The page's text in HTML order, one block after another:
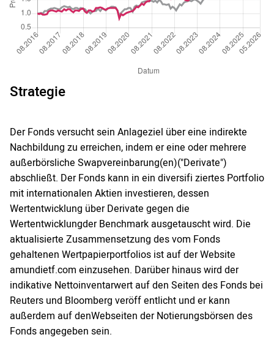
Strategie
Der Fonds versucht sein Anlageziel über eine indirekte
Nachbildung zu erreichen, indem er eine oder mehrere
außerbörsliche Swapvereinbarung(en)("Derivate")
abschließt. Der Fonds kann in ein diversifi ziertes Portfolio
mit internationalen Aktien investieren, dessen
Wertentwicklung über Derivate gegen die
Wertentwicklungder Benchmark ausgetauscht wird. Die
aktualisierte Zusammensetzung des vom Fonds
gehaltenen Wertpapierportfolios ist auf der Website
amundietf.com einzusehen. Darüber hinaus wird der
indikative Nettoinventarwert auf den Seiten des Fonds bei
Reuters und Bloomberg veröff entlicht und er kann
außerdem auf denWebseiten der Notierungsbörsen des
Fonds angegeben sein.